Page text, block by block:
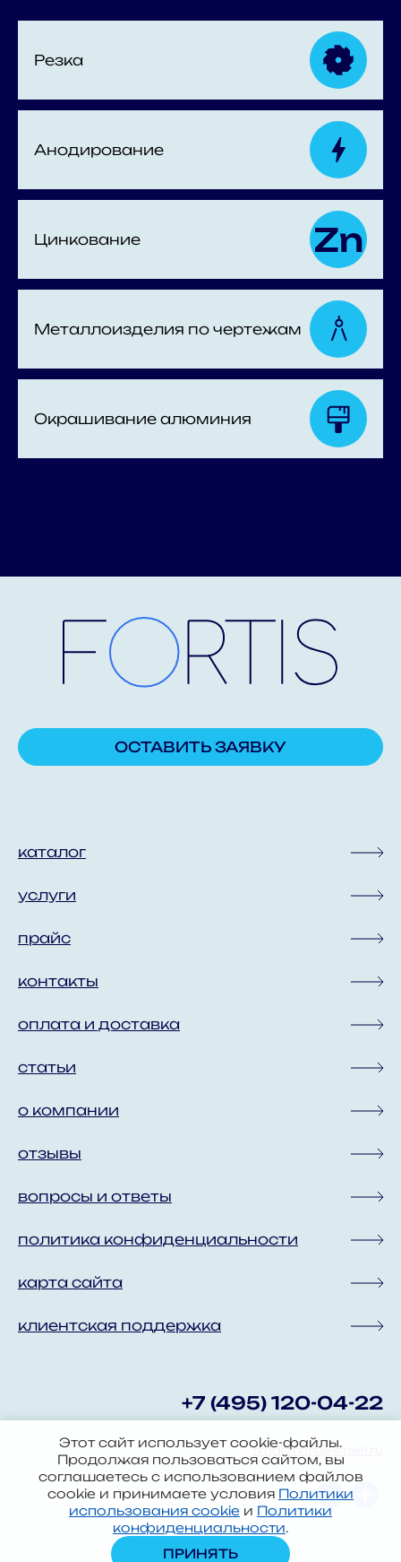
Резка
Анодирование
Цинкование
Металлоизделия по чертежам
Окрашивание алюминия
ОСТАВИТЬ ЗАЯВКУ
каталог
услуги
прайс
контакты
оплата и доставка
статьи
о компании
отзывы
вопросы и ответы
политика конфиденциальности
карта сайта
клиентская поддержка
+7 (495) 120-04-22
fmd@fortis-steel.ru
Этот сайт использует cookie-файлы.
Продолжая пользоваться сайтом, вы
соглашаетесь с использованием файлов
cookie и принимаете условия Политики
использования cookie и Политики
конфиденциальности.
ПРИНЯТЬ